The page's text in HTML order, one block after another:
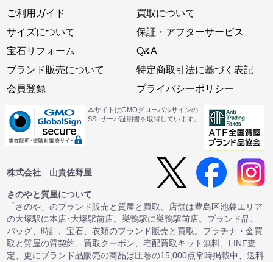
ご利用ガイド
サイズについて
宝石リフォーム
ブランド販売について
会員登録
買取について
保証・アフターサービス
Q&A
特定商取引法に基づく表記
プライバシーポリシー
本サイトはGMOグローバルサインの
SSLサーバ証明書を取得しています。
株式会社 山貴佐野屋
さのやと質屋について
「さのや」のブランド販売と質屋と買取、店舗は豊島区池袋エリア
の大塚駅に本店･大塚駅前店。巣鴨駅に巣鴨駅前店。ブランド品、
バッグ、時計、宝石、衣類のブランド販売と買取。プラチナ・金買
取と質屋の質契約、買取クーポン、宅配買取キット無料、LINE査
定、更にブランド品販売の商品は圧巻の15,000点常時掲載中、送料